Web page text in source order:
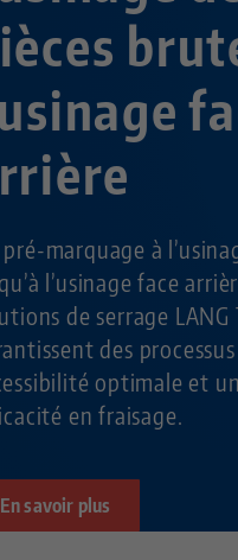
marquage à
l’usinage face
de serrage LANG
des
optimale et
en fraisage.
En savoir plus